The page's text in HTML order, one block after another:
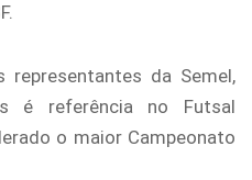
representantes da Semel,
é referência no Futsal
o maior Campeonato